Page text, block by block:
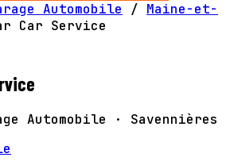
Automobile / Maine-et-
Car Service
Automobile · Savennières